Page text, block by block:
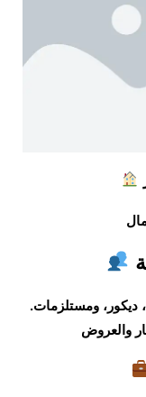
ديكور، ومستلزمات.
والعروض